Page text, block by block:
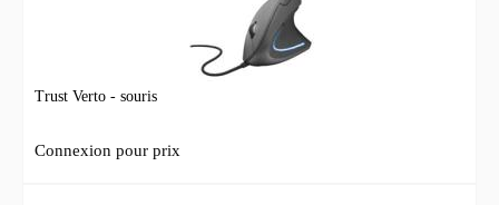
Trust Verto - souris
Connexion pour prix